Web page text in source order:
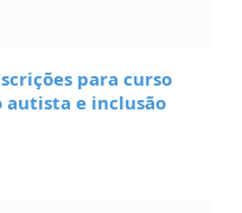
para curso
autista e inclusão